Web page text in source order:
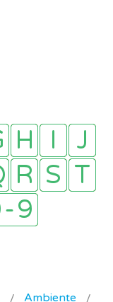
Ambiente